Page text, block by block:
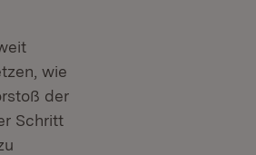
wie
der
Schritt